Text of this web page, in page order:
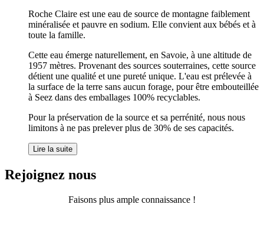
Roche Claire est une eau de source de montagne faiblement
minéralisée et pauvre en sodium. Elle convient aux bébés et à
toute la famille.
Cette eau émerge naturellement, en Savoie, à une altitude de
1957 mètres. Provenant des sources souterraines, cette source
détient une qualité et une pureté unique. L'eau est prélevée à
la surface de la terre sans aucun forage, pour être embouteillée
à Seez dans des emballages 100% recyclables.
Pour la préservation de la source et sa perrénité, nous nous
limitons à ne pas prelever plus de 30% de ses capacités.
Lire la suite
Rejoignez nous
Faisons plus ample connaissance !